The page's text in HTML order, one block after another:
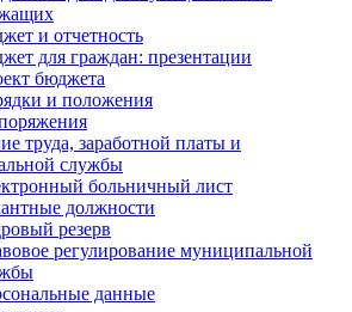
и отчетность
для граждан: презентации
бюджета
и положения
труда, заработной платы и
службы
больничный лист
должности
резерв
регулирование муниципальной
данные